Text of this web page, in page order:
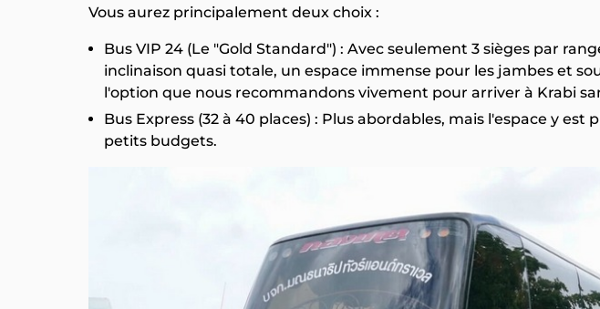
Vous aurez principalement deux choix :
Bus VIP 24 (Le "Gold Standard") : Avec seulement 3 sièges par
inclinaison quasi totale, un espace immense pour les jambes et
l'option que nous recommandons vivement pour arriver à Krabi
Bus Express (32 à 40 places) : Plus abordables, mais l'espace y est
petits budgets.